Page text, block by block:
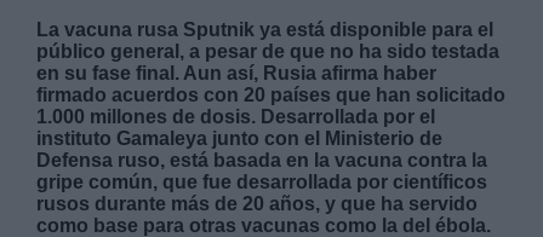
La vacuna rusa Sputnik ya está disponible para el
público general, a pesar de que no ha sido testada
en su fase final. Aun así, Rusia afirma haber
firmado acuerdos con 20 países que han solicitado
1.000 millones de dosis. Desarrollada por el
instituto Gamaleya junto con el Ministerio de
Defensa ruso, está basada en la vacuna contra la
gripe común, que fue desarrollada por científicos
rusos durante más de 20 años, y que ha servido
como base para otras vacunas como la del ébola.
Destinatarios: